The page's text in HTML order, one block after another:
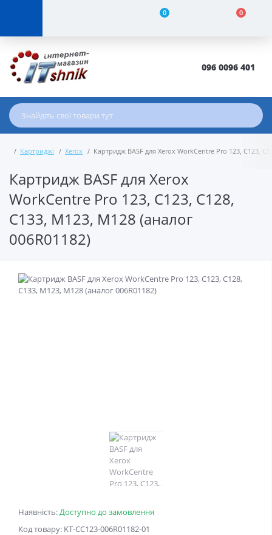
0 0
096 0096 401
Картриджі Xerox Картридж BASF для Xerox WorkCentre Pro 123, C123,
Картридж BASF для Xerox
WorkCentre Pro 123, C123, C128,
C133, M123, M128 (аналог
006R01182)
Наявність:Доступно до замовлення
Код товару: KT-CC123-006R01182-01